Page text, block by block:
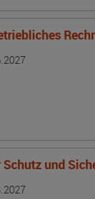
und